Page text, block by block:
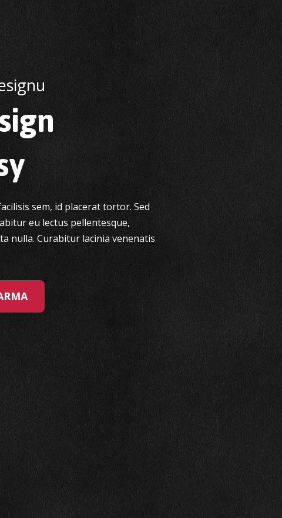
sem, id placerat tortor. Sed
eu lectus pellentesque,
nulla. Curabitur lacinia venenatis